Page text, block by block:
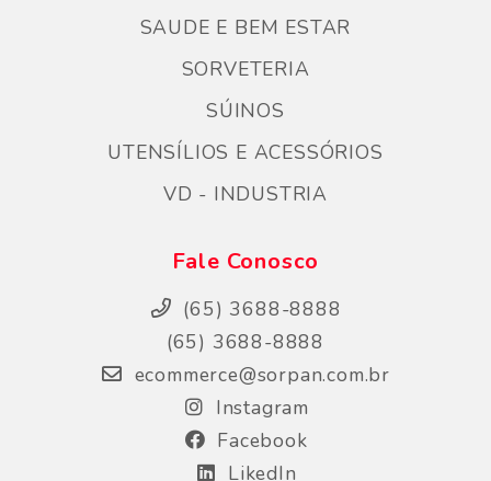
SAUDE E BEM ESTAR
SORVETERIA
SÚINOS
UTENSÍLIOS E ACESSÓRIOS
VD - INDUSTRIA
Fale Conosco
(65) 3688-8888
(65) 3688-8888
ecommerce@sorpan.com.br
Instagram
Facebook
LikedIn